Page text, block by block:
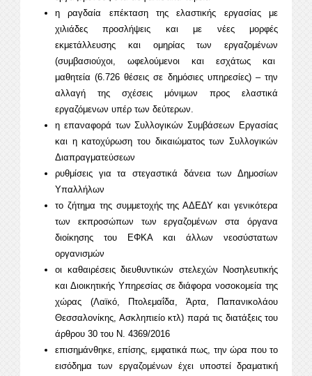
η ραγδαία επέκταση της ελαστικής εργασίας με
χιλιάδες προσλήψεις και με νέες μορφές
εκμετάλλευσης και ομηρίας των εργαζομένων
(συμβασιούχοι, ωφελούμενοι και εσχάτως και
μαθητεία (6.726 θέσεις σε δημόσιες υπηρεσίες) – την
αλλαγή της σχέσεις μόνιμων προς ελαστικά
εργαζόμενων υπέρ των δεύτερων.
η επαναφορά των Συλλογικών Συμβάσεων Εργασίας
και η κατοχύρωση του δικαιώματος των Συλλογικών
Διαπραγματεύσεων
ρυθμίσεις για τα στεγαστικά δάνεια των Δημοσίων
Υπαλλήλων
το ζήτημα της συμμετοχής της ΑΔΕΔΥ και γενικότερα
των εκπροσώπων των εργαζομένων στα όργανα
διοίκησης του ΕΦΚΑ και άλλων νεοσύστατων
οργανισμών
οι καθαιρέσεις διευθυντικών στελεχών Νοσηλευτικής
και Διοικητικής Υπηρεσίας σε διάφορα νοσοκομεία της
χώρας (Λαϊκό, Πτολεμαΐδα, Άρτα, Παπανικολάου
Θεσσαλονίκης, Ασκληπιείο κτλ) παρά τις διατάξεις του
άρθρου 30 του Ν. 4369/2016
επισημάνθηκε, επίσης, εμφατικά πως, την ώρα που το
εισόδημα των εργαζομένων έχει υποστεί δραματική